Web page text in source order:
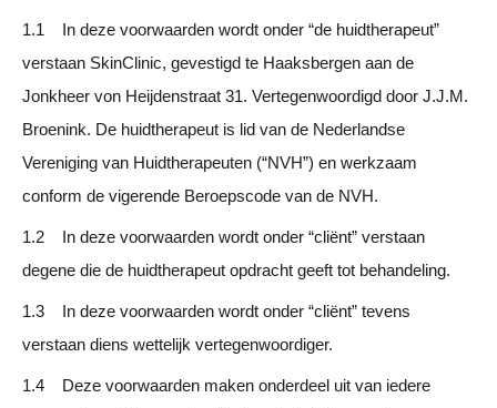
1.1 In deze voorwaarden wordt onder “de huidtherapeut”
verstaan SkinClinic, gevestigd te Haaksbergen aan de
Jonkheer von Heijdenstraat 31. Vertegenwoordigd door J.J.M.
Broenink. De huidtherapeut is lid van de Nederlandse
Vereniging van Huidtherapeuten (“NVH”) en werkzaam
conform de vigerende Beroepscode van de NVH.
1.2 In deze voorwaarden wordt onder “cliënt” verstaan
degene die de huidtherapeut opdracht geeft tot behandeling.
1.3 In deze voorwaarden wordt onder “cliënt” tevens
verstaan diens wettelijk vertegenwoordiger.
1.4 Deze voorwaarden maken onderdeel uit van iedere